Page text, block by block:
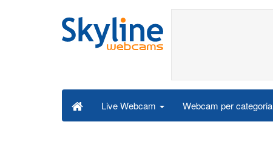
Live Webcam Webcam per categoria